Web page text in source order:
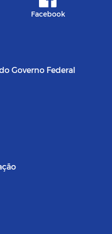
Facebook
Governo Federal